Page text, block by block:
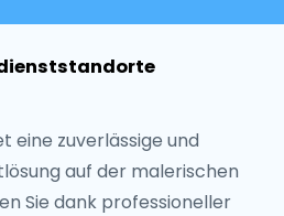
eine zuverlässige und
auf der malerischen
Sie dank professioneller